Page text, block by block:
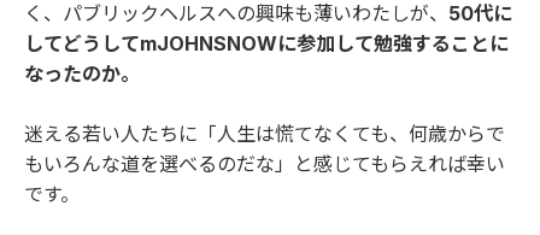
く、パブリックヘルスへの興味も薄いわたしが、 50代に
してどうしてmJOHNSNOWに参加して勉強することに
なったのか。
迷える若い人たちに「人生は慌てなくても、何歳からで
もいろんな道を選べるのだな」と感じてもらえれば幸い
です。